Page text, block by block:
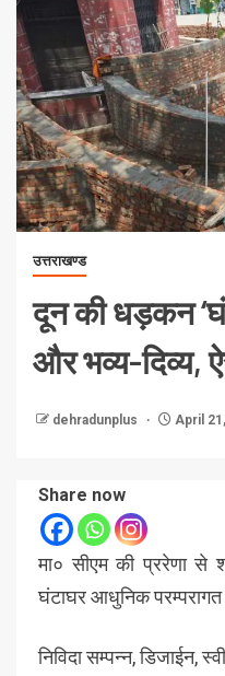
उत्तराखण्ड
दून की धड़कन
और भव्य-दिव्य,
dehradunplus April
Share now
मा० सीएम की प्ररेणा से
घंटाघर आधुनिक परम्परागत
निविदा सम्पन्न, डिजाईन,